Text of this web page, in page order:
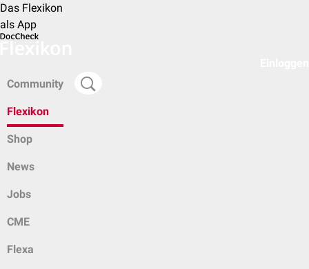
Das Flexikon
als App
Community
Flexikon
Shop
News
Jobs
CME
Flexa